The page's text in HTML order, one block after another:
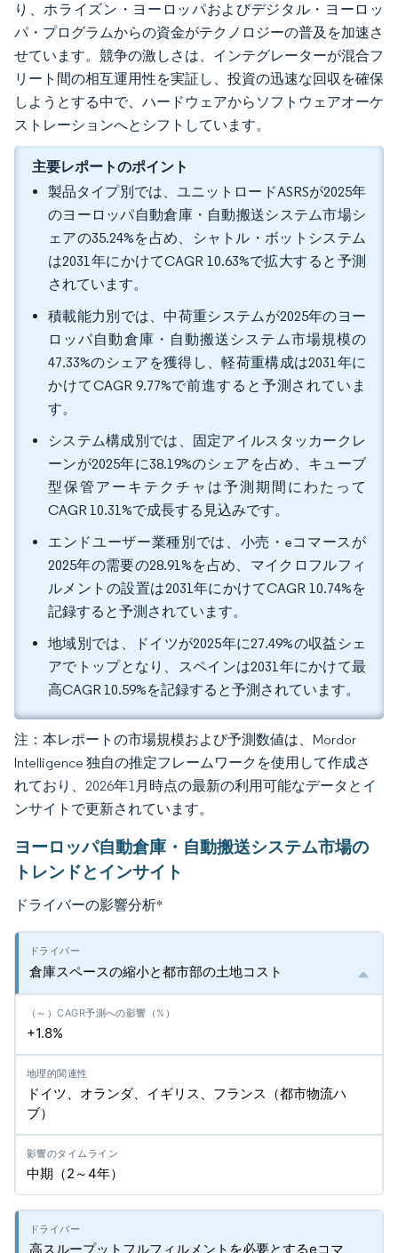
り、ホライズン・ヨーロッパおよびデジタル・ヨーロッ
パ・プログラムからの資金がテクノロジーの普及を加速さ
せています。競争の激しさは、インテグレーターが混合フ
リート間の相互運用性を実証し、投資の迅速な回収を確保
しようとする中で、ハードウェアからソフトウェアオーケ
ストレーションへとシフトしています。
主要レポートのポイント
製品タイプ別では、ユニットロードASRSが2025年
のヨーロッパ自動倉庫・自動搬送システム市場シ
ェアの35.24%を占め、シャトル・ボットシステム
は2031年にかけてCAGR 10.63%で拡大すると予測
されています。
積載能力別では、中荷重システムが2025年のヨー
ロッパ自動倉庫・自動搬送システム市場規模の
47.33%のシェアを獲得し、軽荷重構成は2031年に
かけてCAGR 9.77%で前進すると予測されていま
す。
システム構成別では、固定アイルスタッカークレ
ーンが2025年に38.19%のシェアを占め、キューブ
型保管アーキテクチャは予測期間にわたって
CAGR 10.31%で成長する見込みです。
エンドユーザー業種別では、小売・eコマースが
2025年の需要の28.91%を占め、マイクロフルフィ
ルメントの設置は2031年にかけてCAGR 10.74%を
記録すると予測されています。
地域別では、ドイツが2025年に27.49%の収益シェ
アでトップとなり、スペインは2031年にかけて最
高CAGR 10.59%を記録すると予測されています。
注：本レポートの市場規模および予測数値は、Mordor
Intelligence 独自の推定フレームワークを使用して作成さ
れており、2026年1月時点の最新の利用可能なデータとイ
ンサイトで更新されています。
ヨーロッパ自動倉庫・自動搬送システム市場の
トレンドとインサイト
ドライバーの影響分析*
倉庫スペースの縮小と都市部の土地コスト
+1.8%
ドイツ、オランダ、イギリス、フランス（都市物流ハ
ブ）
中期（2～4年）
高スループットフルフィルメントを必要とするeコマ